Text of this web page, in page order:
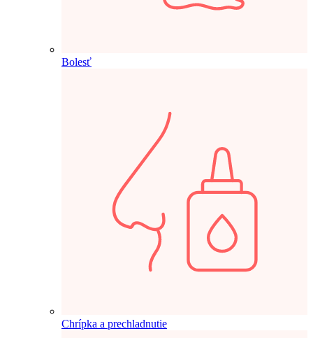
Bolesť
Chrípka a prechladnutie